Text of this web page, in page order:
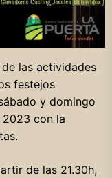
las actividades
festejos
y domingo
2023 con la
de las 21.30h,